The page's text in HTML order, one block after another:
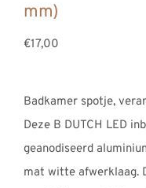
mm)
€17,00
Badkamer spotje,
Deze B DUTCH LED
geanodiseerd
mat witte afwerklaag.